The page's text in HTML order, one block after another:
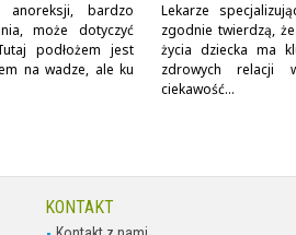
bardzo
może dotyczyć
podłożem jest
na wadze, ale ku
Lekarze
zgodnie twierdzą,
życia dziecka ma
zdrowych relacji
ciekawość...
KONTAKT